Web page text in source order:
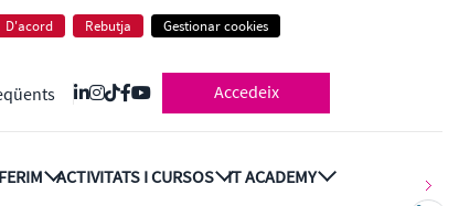
D'acord Rebutja Gestionar cookies
Accedeix
ACTIVITATS I CURSOS IT ACADEMY